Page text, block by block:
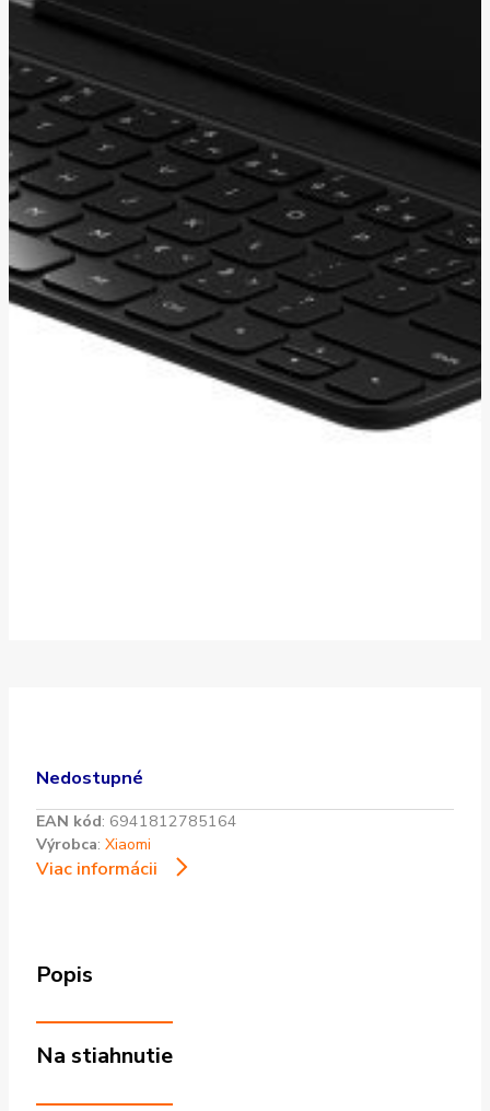
Nedostupné
EAN kód: 6941812785164
Výrobca: Xiaomi
Viac informácii
Popis
Na stiahnutie